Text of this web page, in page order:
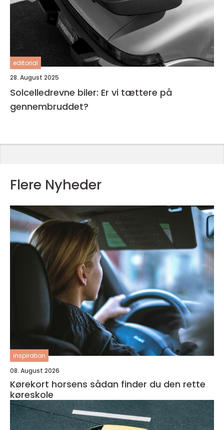
editorial
28. August 2025
Solcelledrevne biler: Er vi tættere på
gennembruddet?
Flere Nyheder
inspiration
08. August 2026
Kørekort horsens sådan finder du den rette
køreskole